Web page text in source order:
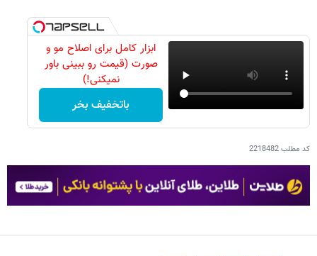
ابزار کامل برای اصلاح مو و
صورت (قیمت رو ببینی باور
نمیکنی!)
باتخفیف بخر
کد مطلب2218482